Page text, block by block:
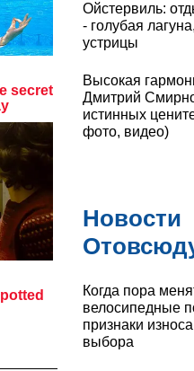
Ойстервиль:
- голубая
устрицы
Высокая
Дмитрий
истинных
фото, видео)
Новости
Когда пора
велосипедные
признаки
выбора